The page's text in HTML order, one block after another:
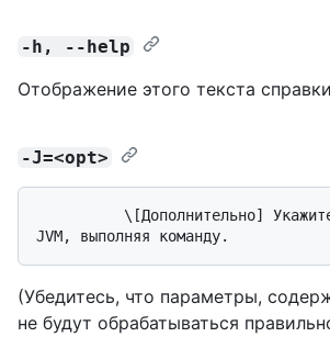
-h, --help
Отображение этого текста
-J=<opt>
(Убедитесь, что параметры,
не будут обрабатываться